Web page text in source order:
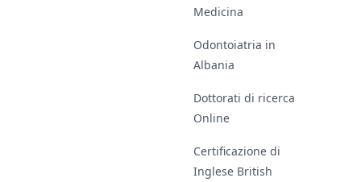
Medicina
Odontoiatria in
Albania
Dottorati di ricerca
Online
Certificazione di
Inglese British